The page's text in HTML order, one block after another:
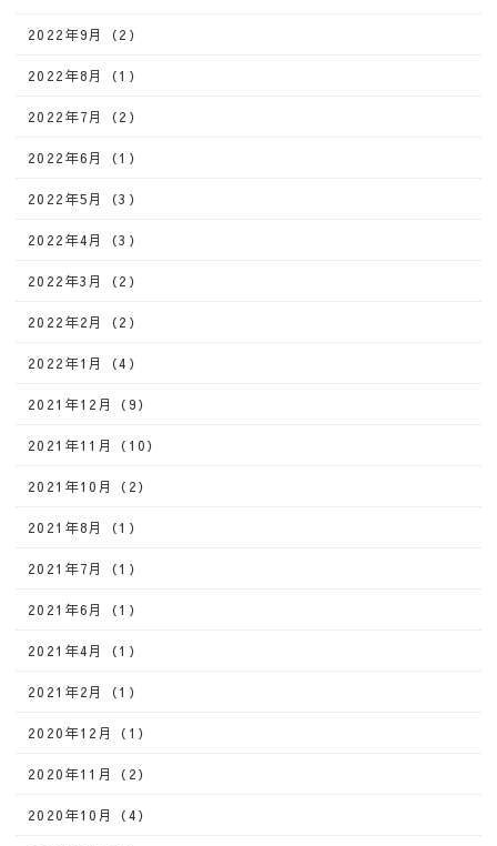
2022年9月（2）
2022年8月（1）
2022年7月（2）
2022年6月（1）
2022年5月（3）
2022年4月（3）
2022年3月（2）
2022年2月（2）
2022年1月（4）
2021年12月（9）
2021年11月（10）
2021年10月（2）
2021年8月（1）
2021年7月（1）
2021年6月（1）
2021年4月（1）
2021年2月（1）
2020年12月（1）
2020年11月（2）
2020年10月（4）